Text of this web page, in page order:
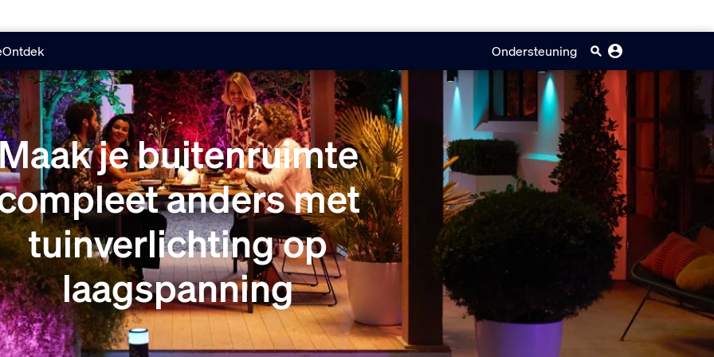
Ontdek Ondersteuning
je buitenruimte
anders met
tuinverlichting op
laagspanning